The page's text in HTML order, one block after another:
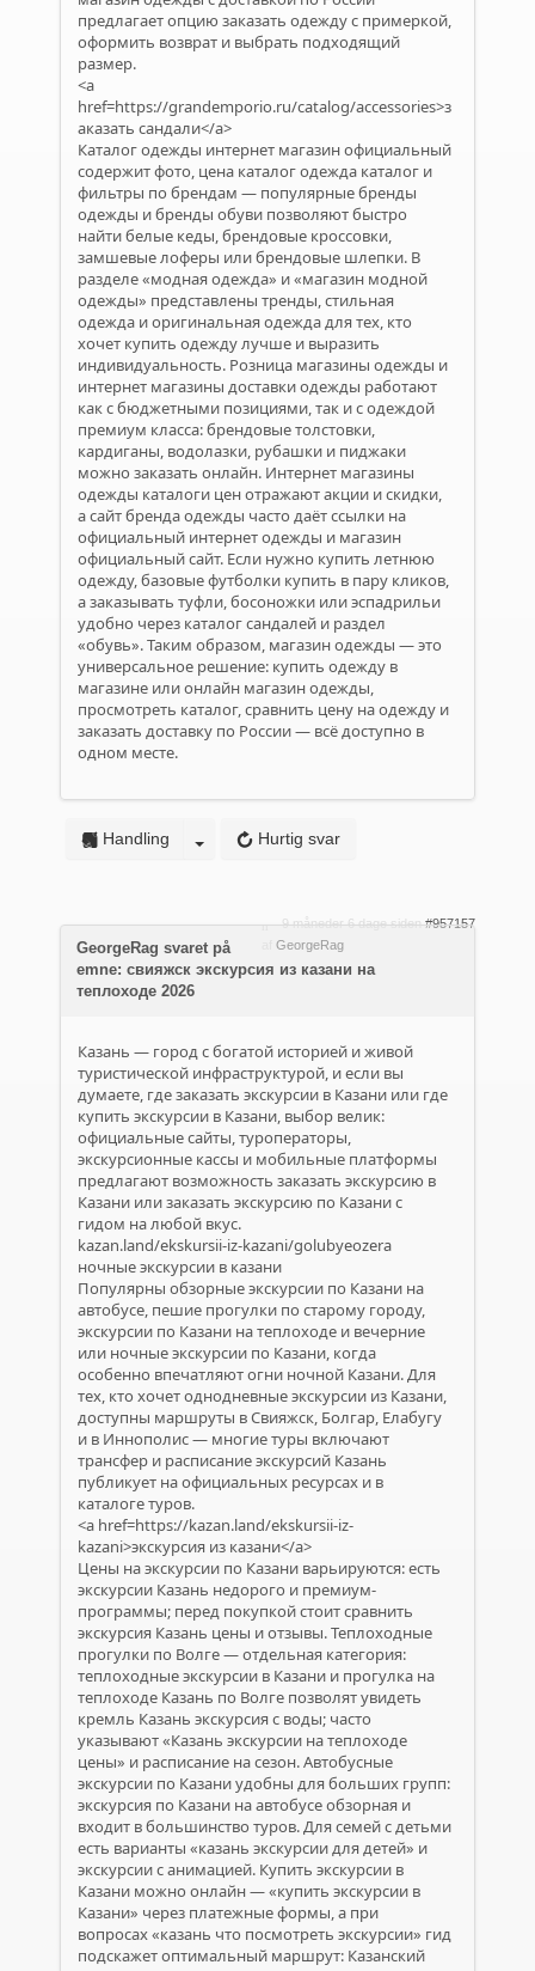
предлагает опцию заказать одежду с примеркой,
оформить возврат и выбрать подходящий
размер.
<a
href=https://grandemporio.ru/catalog/accessories>з
аказать сандали</a>
Каталог одежды интернет магазин официальный
содержит фото, цена каталог одежда каталог и
фильтры по брендам — популярные бренды
одежды и бренды обуви позволяют быстро
найти белые кеды, брендовые кроссовки,
замшевые лоферы или брендовые шлепки. В
разделе «модная одежда» и «магазин модной
одежды» представлены тренды, стильная
одежда и оригинальная одежда для тех, кто
хочет купить одежду лучше и выразить
индивидуальность. Розница магазины одежды и
интернет магазины доставки одежды работают
как с бюджетными позициями, так и с одеждой
премиум класса: брендовые толстовки,
кардиганы, водолазки, рубашки и пиджаки
можно заказать онлайн. Интернет магазины
одежды каталоги цен отражают акции и скидки,
а сайт бренда одежды часто даёт ссылки на
официальный интернет одежды и магазин
официальный сайт. Если нужно купить летнюю
одежду, базовые футболки купить в пару кликов,
а заказывать туфли, босоножки или эспадрильи
удобно через каталог сандалей и раздел
«обувь». Таким образом, магазин одежды — это
универсальное решение: купить одежду в
магазине или онлайн магазин одежды,
просмотреть каталог, сравнить цену на одежду и
заказать доставку по России — всё доступно в
одном месте.
Hurtig svar
Handling
9 måneder 6 dage siden #957157
GeorgeRag
GeorgeRag svaret på
emne: свияжск экскурсия из казани на
теплоходе 2026
Казань — город с богатой историей и живой
туристической инфраструктурой, и если вы
думаете, где заказать экскурсии в Казани или где
купить экскурсии в Казани, выбор велик:
официальные сайты, туроператоры,
экскурсионные кассы и мобильные платформы
предлагают возможность заказать экскурсию в
Казани или заказать экскурсию по Казани с
гидом на любой вкус.
kazan.land/ekskursii-iz-kazani/golubyeozera
ночные экскурсии в казани
Популярны обзорные экскурсии по Казани на
автобусе, пешие прогулки по старому городу,
экскурсии по Казани на теплоходе и вечерние
или ночные экскурсии по Казани, когда
особенно впечатляют огни ночной Казани. Для
тех, кто хочет однодневные экскурсии из Казани,
доступны маршруты в Свияжск, Болгар, Елабугу
и в Иннополис — многие туры включают
трансфер и расписание экскурсий Казань
публикует на официальных ресурсах и в
каталоге туров.
<a href=https://kazan.land/ekskursii-iz-
kazani>экскурсия из казани</a>
Цены на экскурсии по Казани варьируются: есть
экскурсии Казань недорого и премиум-
программы; перед покупкой стоит сравнить
экскурсия Казань цены и отзывы. Теплоходные
прогулки по Волге — отдельная категория:
теплоходные экскурсии в Казани и прогулка на
теплоходе Казань по Волге позволят увидеть
кремль Казань экскурсия с воды; часто
указывают «Казань экскурсии на теплоходе
цены» и расписание на сезон. Автобусные
экскурсии по Казани удобны для больших групп:
экскурсия по Казани на автобусе обзорная и
входит в большинство туров. Для семей с детьми
есть варианты «казань экскурсии для детей» и
экскурсии с анимацией. Купить экскурсии в
Казани можно онлайн — «купить экскурсии в
Казани» через платежные формы, а при
вопросах «казань что посмотреть экскурсии» гид
подскажет оптимальный маршрут: Казанский